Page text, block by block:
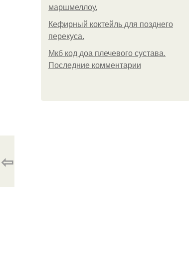
маршмеллоу.
Кефирный коктейль для позднего
перекуса.
Мкб код доа плечевого сустава.
Последние комментарии
⇦